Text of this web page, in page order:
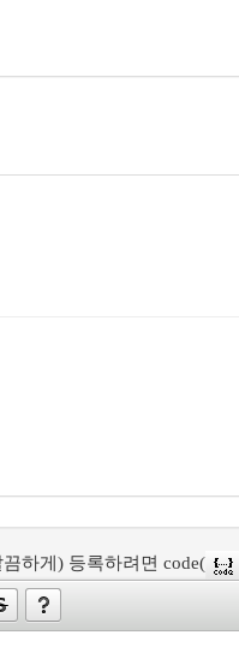
하게) 등록하려면 code(